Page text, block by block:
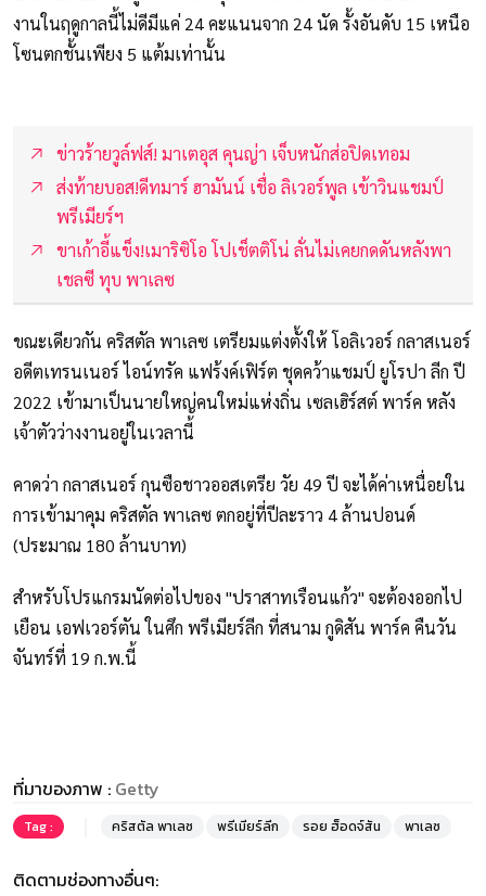
งานในฤดูกาลนี้ไม่ดีมีแค่ 24 คะแนนจาก 24 นัด รั้งอันดับ 15 เหนือ
โซนตกชั้นเพียง 5 แต้มเท่านั้น
ข่าวร้ายวูล์ฟส์! มาเตอุส คุนญ่า เจ็บหนักส่อปิดเทอม
ส่งท้ายบอส!ดีทมาร์ ฮามันน์ เชื่อ ลิเวอร์พูล เข้าวินแชมป์
พรีเมียร์ฯ
ขาเก้าอี้แข็ง!เมาริซิโอ โปเช็ตติโน่ ลั่นไม่เคยกดดันหลังพา
เชลซี ทุบ พาเลซ
ขณะเดียวกัน คริสตัล พาเลซ เตรียมแต่งตั้งให้ โอลิเวอร์ กลาสเนอร์
อดีตเทรนเนอร์ ไอน์ทรัค แฟร้งค์เฟิร์ต ชุดคว้าแชมป์ ยูโรปา ลีก ปี
2022 เข้ามาเป็นนายใหญ่คนใหม่แห่งถิ่น เซลเฮิร์สต์ พาร์ค หลัง
เจ้าตัวว่างงานอยู่ในเวลานี้
คาดว่า กลาสเนอร์ กุนซือชาวออสเตรีย วัย 49 ปี จะได้ค่าเหนื่อยใน
การเข้ามาคุม คริสตัล พาเลซ ตกอยู่ที่ปีละราว 4 ล้านปอนด์
(ประมาณ 180 ล้านบาท)
สำหรับโปรแกรมนัดต่อไปของ "ปราสาทเรือนแก้ว" จะต้องออกไป
เยือน เอฟเวอร์ตัน ในศึก พรีเมียร์ลีก ที่สนาม กูดิสัน พาร์ค คืนวัน
จันทร์ที่ 19 ก.พ.นี้
ที่มาของภาพ : Getty
Tag : คริสตัล พาเลซ พรีเมียร์ลีก รอย ฮ็อดจ์สัน พาเลซ
ติดตามช่องทางอื่นๆ: